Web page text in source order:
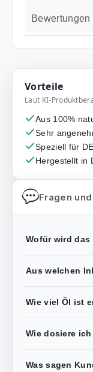
Bewertungen
Vorteile
Laut KI-
Aus 100%
Sehr
Speziell für
Hergestellt in
Fragen
Wofür wird das
Aus welchen
Wie viel Öl ist
Wie dosiere
Was sagen